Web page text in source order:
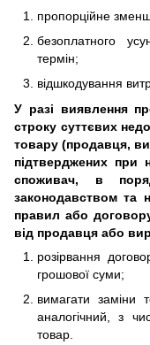
пропорційне
безоплатного
термін;
відшкодування
У разі виявлення
строку суттєвих
товару (продавця,
підтверджених при
споживач, в
законодавством та
правил або
від продавця або
розірвання
грошової суми;
вимагати
аналогічний, з
товар.